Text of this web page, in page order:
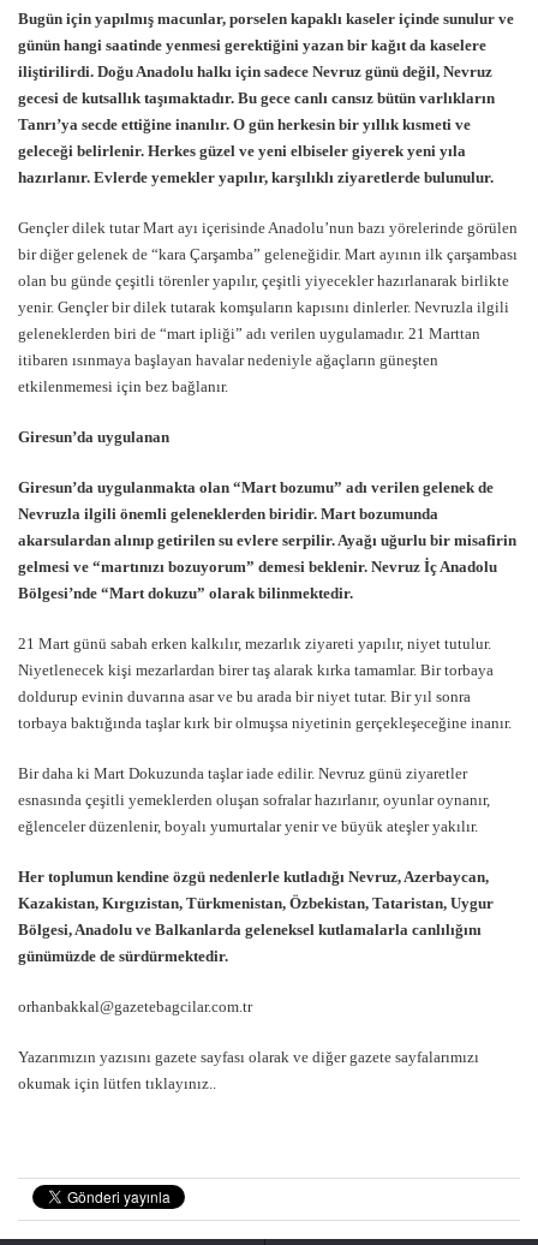
Bugün için yapılmış macunlar, porselen kapaklı kaseler içinde sunulur ve
günün hangi saatinde yenmesi gerektiğini yazan bir kağıt da kaselere
iliştirilirdi. Doğu Anadolu halkı için sadece Nevruz günü değil, Nevruz
gecesi de kutsallık taşımaktadır. Bu gece canlı cansız bütün varlıkların
Tanrı’ya secde ettiğine inanılır. O gün herkesin bir yıllık kısmeti ve
geleceği belirlenir. Herkes güzel ve yeni elbiseler giyerek yeni yıla
hazırlanır. Evlerde yemekler yapılır, karşılıklı ziyaretlerde bulunulur.
Gençler dilek tutar Mart ayı içerisinde Anadolu’nun bazı yörelerinde görülen
bir diğer gelenek de “kara Çarşamba” geleneğidir. Mart ayının ilk çarşambası
olan bu günde çeşitli törenler yapılır, çeşitli yiyecekler hazırlanarak birlikte
yenir. Gençler bir dilek tutarak komşuların kapısını dinlerler. Nevruzla ilgili
geleneklerden biri de “mart ipliği” adı verilen uygulamadır. 21 Marttan
itibaren ısınmaya başlayan havalar nedeniyle ağaçların güneşten
etkilenmemesi için bez bağlanır.
Giresun’da uygulanan
Giresun’da uygulanmakta olan “Mart bozumu” adı verilen gelenek de
Nevruzla ilgili önemli geleneklerden biridir. Mart bozumunda
akarsulardan alınıp getirilen su evlere serpilir. Ayağı uğurlu bir misafirin
gelmesi ve “martınızı bozuyorum” demesi beklenir. Nevruz İç Anadolu
Bölgesi’nde “Mart dokuzu” olarak bilinmektedir.
21 Mart günü sabah erken kalkılır, mezarlık ziyareti yapılır, niyet tutulur.
Niyetlenecek kişi mezarlardan birer taş alarak kırka tamamlar. Bir torbaya
doldurup evinin duvarına asar ve bu arada bir niyet tutar. Bir yıl sonra
torbaya baktığında taşlar kırk bir olmuşsa niyetinin gerçekleşeceğine inanır.
Bir daha ki Mart Dokuzunda taşlar iade edilir. Nevruz günü ziyaretler
esnasında çeşitli yemeklerden oluşan sofralar hazırlanır, oyunlar oynanır,
eğlenceler düzenlenir, boyalı yumurtalar yenir ve büyük ateşler yakılır.
Her toplumun kendine özgü nedenlerle kutladığı Nevruz, Azerbaycan,
Kazakistan, Kırgızistan, Türkmenistan, Özbekistan, Tataristan, Uygur
Bölgesi, Anadolu ve Balkanlarda geleneksel kutlamalarla canlılığını
günümüzde de sürdürmektedir.
orhanbakkal@gazetebagcilar.com.tr
Yazarımızın yazısını gazete sayfası olarak ve diğer gazete sayfalarımızı
okumak için lütfen tıklayınız..